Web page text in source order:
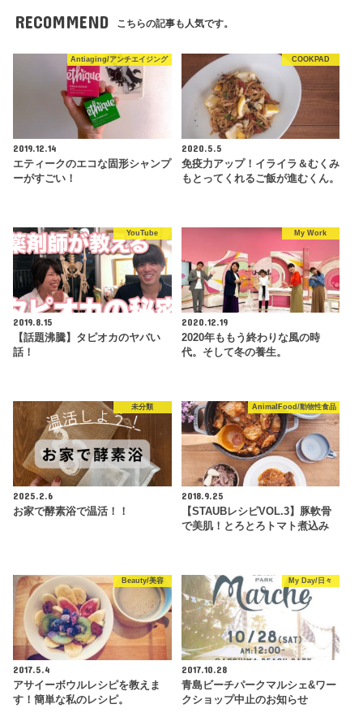
RECOMMEND こちらの記事も人気です。
Antiaging/アンチエイジング
2019.12.14
エティークのエコな固形シャンプ
ーがすごい！
COOKPAD
2020.5.5
免疫力アップ！イライラ＆むくみ
もとってくれるご飯が進むくん。
YouTube
2019.8.15
【話題沸騰】タピオカのヤバい
話！
My Work
2020.12.19
2020年ももう終わりな風の時
代。そして冬の養生。
未分類
2025.2.6
お家で酵素浴で温活！！
AnimalFood/動物性食品
2018.9.25
【STAUBレシピVOL.3】豚軟骨
で美肌！とろとろトマト煮込み
Beauty/美容
2017.5.4
アサイーボウルレシピを教えま
す！簡単な私のレシピ。
My Day/日々
2017.10.28
青島ビーチパークマルシェ&ワー
クショップ中止のお知らせ